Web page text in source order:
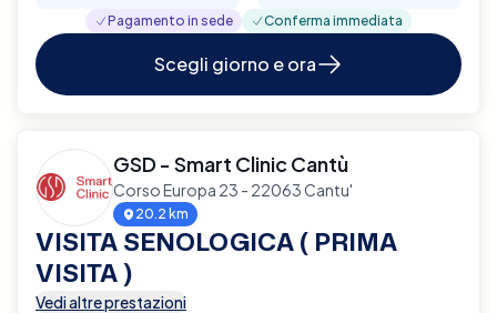
Pagamento in sede Conferma immediata
Scegli giorno e ora
GSD - Smart Clinic Cantù
Corso Europa 23 - 22063 Cantu'
20.2 km
VISITA SENOLOGICA ( PRIMA
VISITA )
Vedi altre prestazioni